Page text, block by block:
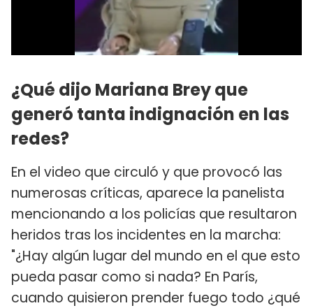
¿Qué dijo Mariana Brey que
generó tanta indignación en las
redes?
En el video que circuló y que provocó las
numerosas críticas, aparece la panelista
mencionando a los policías que resultaron
heridos tras los incidentes en la marcha:
"¿Hay algún lugar del mundo en el que esto
pueda pasar como si nada? En París,
cuando quisieron prender fuego todo ¿qué